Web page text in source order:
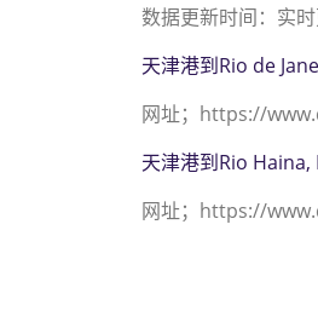
数据更新时间：实
天津港到Rio de
网址；https://
天津港到Rio
网址；https://